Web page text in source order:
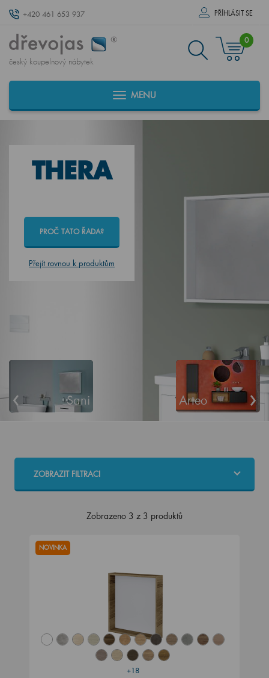
+420 461 653 937 PŘÍHLÁSIT SE
český koupelnový nábytek
0
MENU
THERA
PROČ TATO ŘADA?
Přejít rovnou k produktům
Sani
‹ Arteo ›
ZOBRAZIT FILTRACI
Zobrazeno 3 z 3 produktů
+18
NOVINKA